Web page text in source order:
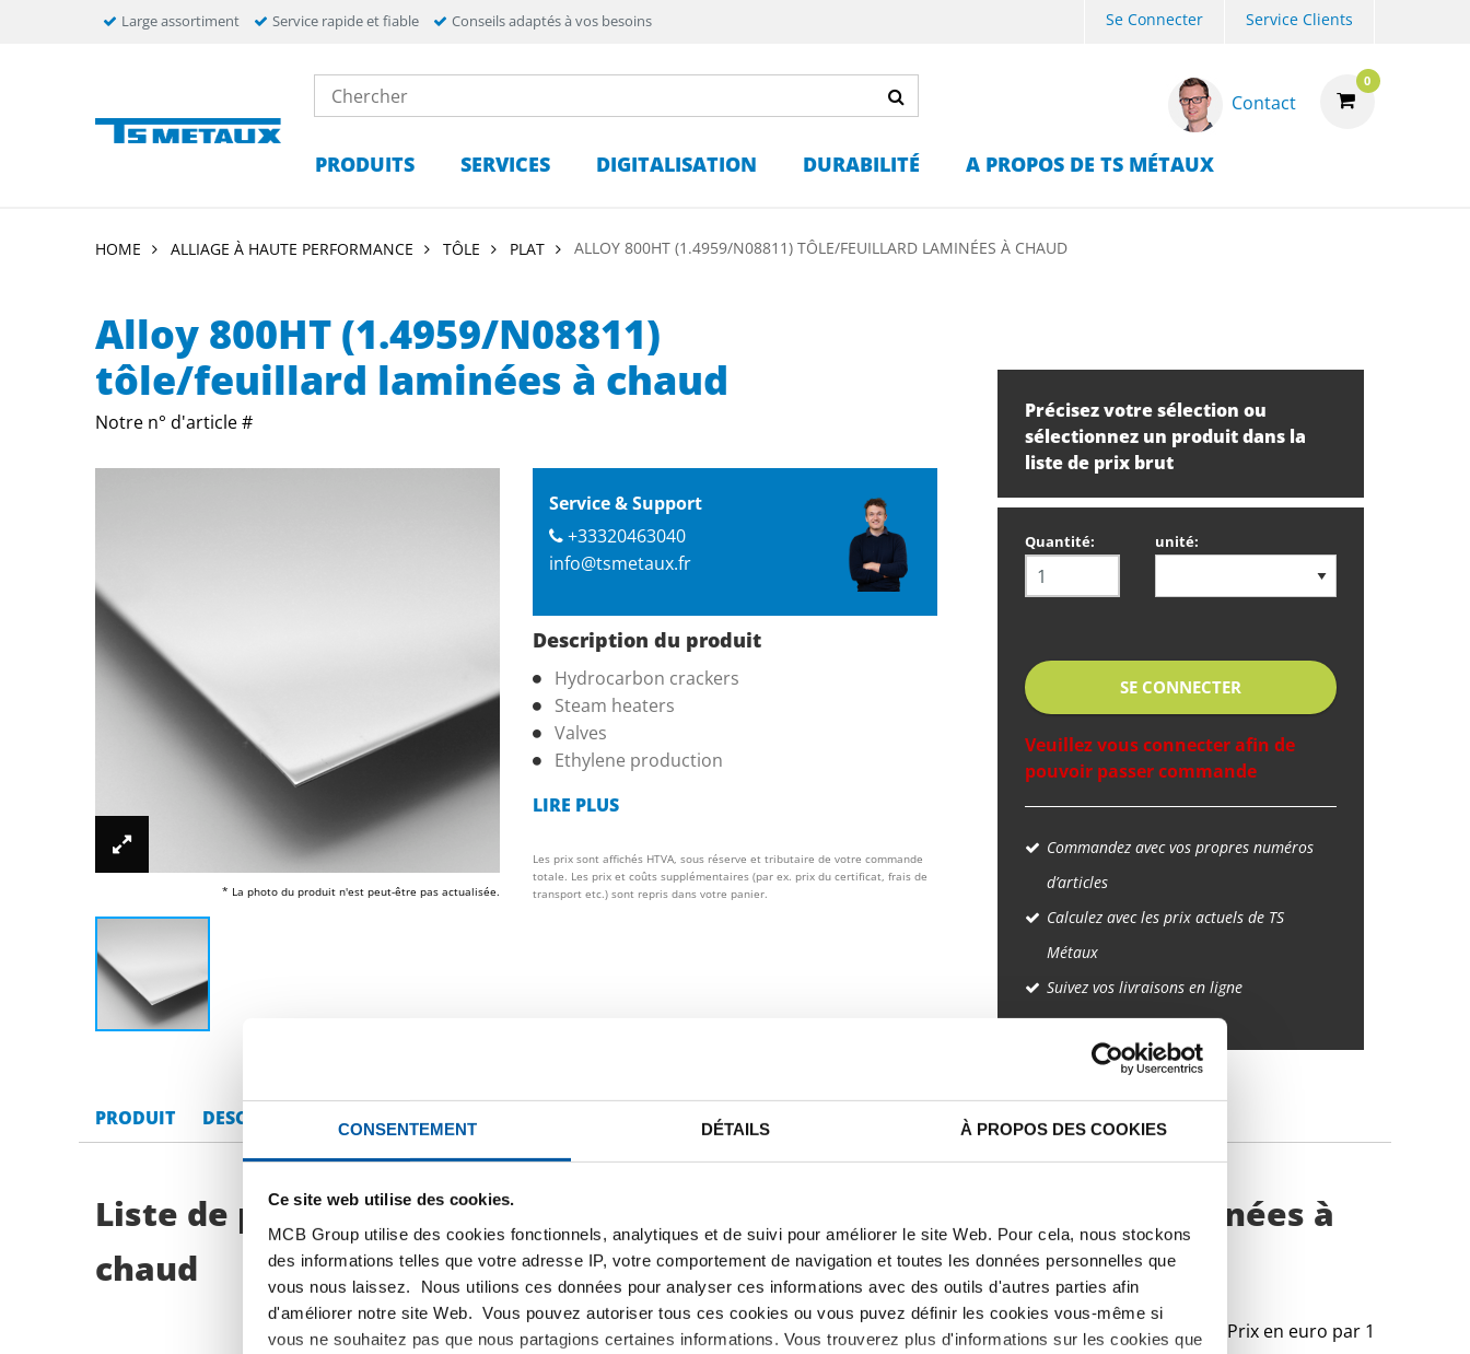
CONSENTEMENT DÉTAILS À PROPOS DES COOKIES
Ce site web utilise des cookies.
MCB Group utilise des cookies fonctionnels, analytiques et de suivi pour améliorer le site Web. Pour cela, nous stockons
des informations telles que votre adresse IP, votre comportement de navigation et toutes les données personnelles que
vous nous laissez. Nous utilions ces données pour analyser ces informations avec des outils d'autres parties afin
d'améliorer notre site Web. Vous pouvez autoriser tous ces cookies ou vous puvez définir les cookies vous-même si
vous ne souhaitez pas que nous partagions certaines informations. Vous trouverez plus d'informations sur les cookies que
Large assortiment Service rapide et fiable Conseils adaptés à vos besoins Se Connecter Service Clients
0
Contact
PRODUITS SERVICES DIGITALISATION DURABILITÉ A PROPOS DE TS MÉTAUX
HOME ALLIAGE À HAUTE PERFORMANCE TÔLE PLAT ALLOY 800HT (1.4959/N08811) TÔLE/FEUILLARD LAMINÉES À CHAUD
Alloy 800HT (1.4959/N08811)
tôle/feuillard laminées à chaud
Notre n° d'article #
* La photo du produit n'est peut-être pas actualisée.
Service & Support
+33320463040
info@tsmetaux.fr
Description du produit
Hydrocarbon crackers
Steam heaters
Valves
Ethylene production
LIRE PLUS
Les prix sont affichés HTVA, sous réserve et tributaire de votre commande
totale. Les prix et coûts supplémentaires (par ex. prix du certificat, frais de
transport etc.) sont repris dans votre panier.
Précisez votre sélection ou
sélectionnez un produit dans la
liste de prix brut
Quantité: unité:
SE CONNECTER
Veuillez vous connecter afin de
pouvoir passer commande
Commandez avec vos propres numéros
d’articles
Calculez avec les prix actuels de TS
Métaux
Suivez vos livraisons en ligne
PRODUIT DESCRIPTION DU PRODUIT LISTE DE PRIX BRUT TÉLÉCHARGEMENTS CARACTÉRISTIQUES
Liste de prix bruts: Alloy 800HT (1.4959/N08811) tôle/feuillard laminées à
chaud
Prix en euro par 1